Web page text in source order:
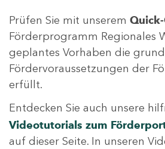
Prüfen Sie mit unserem
Förderprogramm Regionales
geplantes Vorhaben die
Fördervoraussetzungen der
erfüllt.
Entdecken Sie auch unsere
Videotutorials zum
auf dieser Seite. In unseren